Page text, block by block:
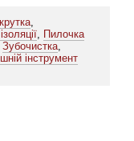
,
, Пилочка
Зубочистка,
інструмент